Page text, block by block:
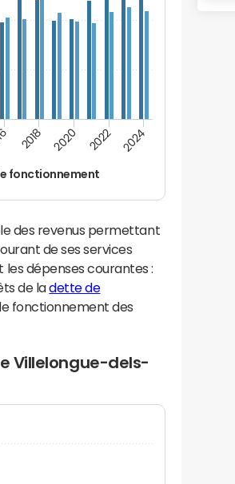
fonctionnement
2018 2020 2022 2024
des revenus permettant
de ses services
dépenses courantes :
de ladette de
fonctionnement des
Villelongue-dels-